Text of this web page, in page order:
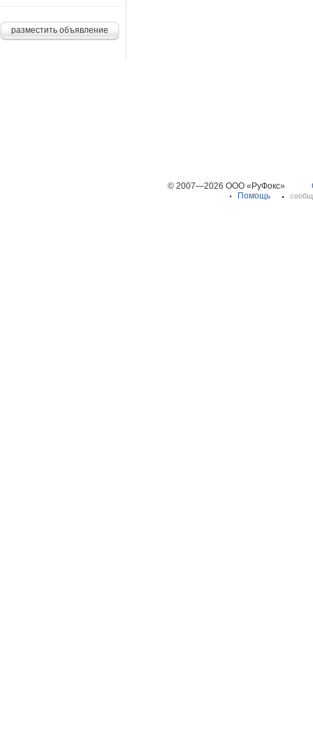
разместить объявление
© 2007—2026 ООО «РуФокс»
Помощь